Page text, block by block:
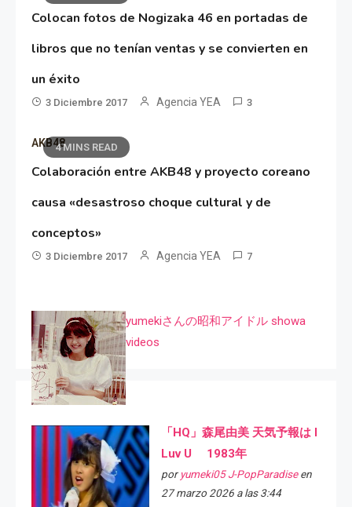
Colocan fotos de Nogizaka 46 en portadas de
libros que no tenían ventas y se convierten en
un éxito
3 Diciembre 2017 Agencia YEA 3
4 MINS READ
AKB48
Colaboración entre AKB48 y proyecto coreano
causa «desastroso choque cultural y de
conceptos»
3 Diciembre 2017 Agencia YEA 7
yumekiさんの昭和アイドル showa
videos
「HQ」森尾由美 天気予報は I
Luv U 1983年
por yumeki05 J-PopParadiseen
27 marzo 2026 a las 3:44